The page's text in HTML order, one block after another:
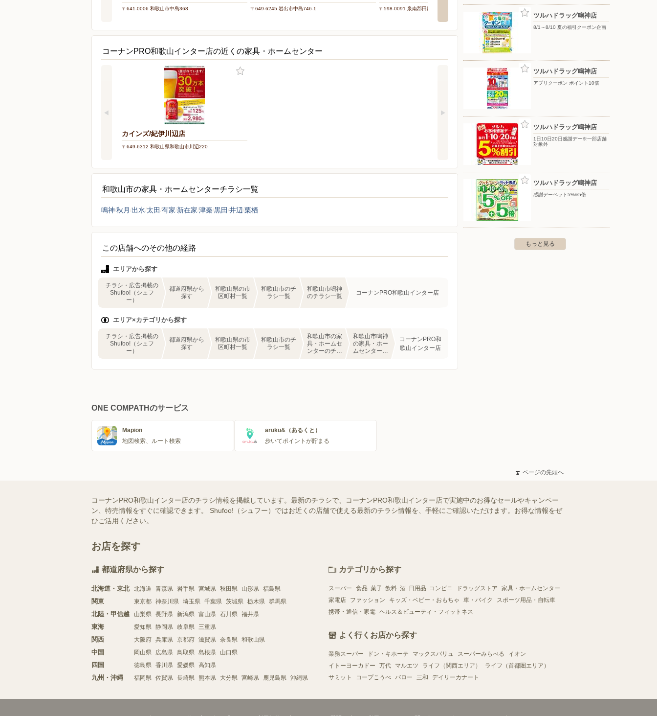
〒641-0006 和歌山市中島368 〒649-6245 岩出市中島746-1 〒598-0091 泉南郡田尻町大字嘉祥寺605-1 〒597-0046 貝塚市東山4-2-1
コーナンPRO和歌山インター店の近くの家具・ホームセンター
カインズ/紀伊川辺店
〒649-6312 和歌山県和歌山市川辺220
和歌山市の家具・ホームセンターチラシ一覧
鳴神 秋月 出水 太田 有家 新在家 津秦 黒田 井辺 栗栖
この店舗へのその他の経路
エリアから探す
チラシ・広告掲載の
Shufoo!（シュフ
ー）
都道府県から
探す
和歌山県の市
区町村一覧
和歌山市のチ
ラシ一覧
和歌山市鳴神
のチラシ一覧
コーナンPRO和歌山インター店
エリア×カテゴリから探す
チラシ・広告掲載の
Shufoo!（シュフ
ー）
都道府県から
探す
和歌山県の市
区町村一覧
和歌山市のチ
ラシ一覧
和歌山市の家
具・ホームセ
ンターのチラ
和歌山市鳴神
の家具・ホー
ムセンターの
コーナンPRO和
歌山インター店
ツルハドラッグ鳴神店
8/1～8/10 夏の福引クーポン企画
ツルハドラッグ鳴神店
アプリクーポン ポイント10倍
ツルハドラッグ鳴神店
1日10日20日感謝デー※一部店舗
対象外
ツルハドラッグ鳴神店
感謝デーペット5%&5倍
もっと見る
ONE COMPATHのサービス
Mapion
地図検索、ルート検索
aruku&（あるくと）
歩いてポイントが貯まる
ページの先頭へ
コーナンPRO和歌山インター店のチラシ情報を掲載しています。最新のチラシで、コーナンPRO和歌山インター店で実施中のお得なセールやキャンペー
ン、特売情報をすぐに確認できます。 Shufoo!（シュフー）ではお近くの店舗で使える最新のチラシ情報を、手軽にご確認いただけます。お得な情報をぜ
ひご活用ください。
お店を探す
都道府県から探す
北海道・東北 北海道 青森県 岩手県 宮城県 秋田県 山形県 福島県
関東 東京都 神奈川県 埼玉県 千葉県 茨城県 栃木県 群馬県
北陸・甲信越 山梨県 長野県 新潟県 富山県 石川県 福井県
東海 愛知県 静岡県 岐阜県 三重県
関西 大阪府 兵庫県 京都府 滋賀県 奈良県 和歌山県
中国 岡山県 広島県 鳥取県 島根県 山口県
四国 徳島県 香川県 愛媛県 高知県
九州・沖縄 福岡県 佐賀県 長崎県 熊本県 大分県 宮崎県 鹿児島県 沖縄県
カテゴリから探す
スーパー 食品･菓子･飲料･酒･日用品･コンビニ ドラッグストア
家具・ホームセンター
家電店
ファッション キッズ・ベビー・おもちゃ 車・バイク
スポーツ用品・自転車
携帯・通信・家電 ヘルス＆ビューティ・フィットネス
よく行くお店から探す
業務スーパー ドン・キホーテ マックスバリュ スーパーみらべる
イオン
イトーヨーカドー
万代 マルエツ ライフ（関西エリア）
ライフ（首都圏エリア）
サミット
コープこうべ バロー 三和 デイリーカナート